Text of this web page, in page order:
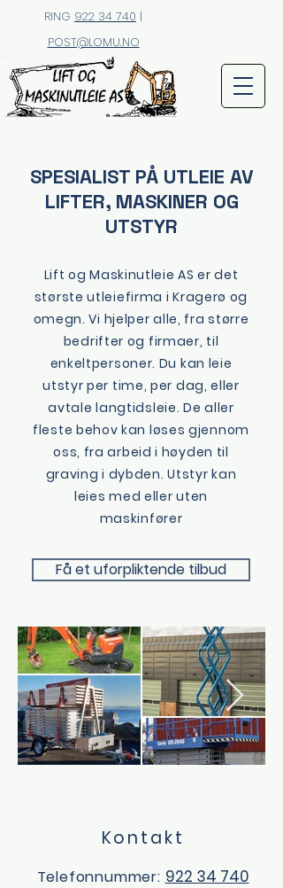
RING 922 34 740 |
POST@LOMU.NO
SPESIALIST PÅ UTLEIE AV
LIFTER, MASKINER OG
UTSTYR
Lift og Maskinutleie AS er det
største utleiefirma i Kragerø og
omegn. Vi hjelper alle, fra større
bedrifter og firmaer, til
enkeltpersoner. Du kan leie
utstyr per time, per dag, eller
avtale langtidsleie. De aller
fleste behov kan løses gjennom
oss, fra arbeid i høyden til
graving i dybden. Utstyr kan
leies med eller uten
maskinfører
Få et uforpliktende tilbud
Kontakt
Telefonnummer: 922 34 740